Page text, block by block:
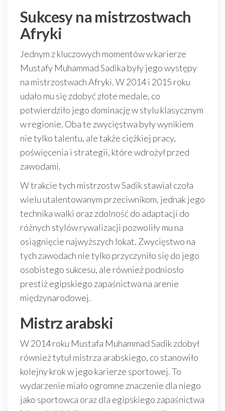
Sukcesy na mistrzostwach
Afryki
Jednym z kluczowych momentów w karierze
Mustafy Muhammad Sadika były jego występy
na mistrzostwach Afryki. W 2014 i 2015 roku
udało mu się zdobyć złote medale, co
potwierdziło jego dominację w stylu klasycznym
w regionie. Oba te zwycięstwa były wynikiem
nie tylko talentu, ale także ciężkiej pracy,
poświęcenia i strategii, które wdrożył przed
zawodami.
W trakcie tych mistrzostw Sadik stawiał czoła
wielu utalentowanym przeciwnikom, jednak jego
technika walki oraz zdolność do adaptacji do
różnych stylów rywalizacji pozwoliły mu na
osiągnięcie najwyższych lokat. Zwycięstwo na
tych zawodach nie tylko przyczyniło się do jego
osobistego sukcesu, ale również podniosło
prestiż egipskiego zapaśnictwa na arenie
międzynarodowej.
Mistrz arabski
W 2014 roku Mustafa Muhammad Sadik zdobył
również tytuł mistrza arabskiego, co stanowiło
kolejny krok w jego karierze sportowej. To
wydarzenie miało ogromne znaczenie dla niego
jako sportowca oraz dla egipskiego zapaśnictwa